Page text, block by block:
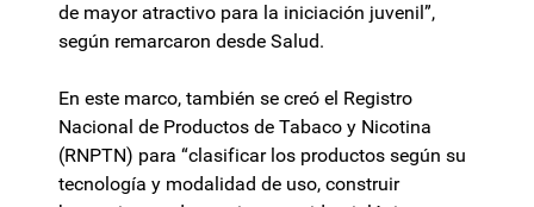
de mayor atractivo para la iniciación juvenil”,
según remarcaron desde Salud.
En este marco, también se creó el Registro
Nacional de Productos de Tabaco y Nicotina
(RNPTN) para “clasificar los productos según su
tecnología y modalidad de uso, construir